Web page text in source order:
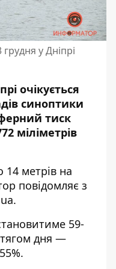
у Дніпрі
очікується
синоптики
тиск
міліметрів
14 метрів на
повідомляє з
.
59-
дня —